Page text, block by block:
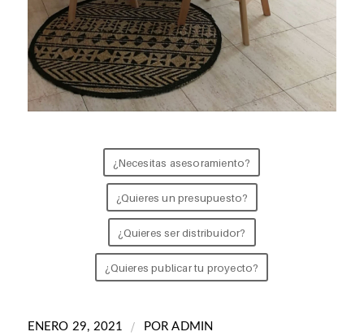
¿Necesitas asesoramiento?
¿Quieres un presupuesto?
¿Quieres ser distribuidor?
¿Quieres publicar tu proyecto?
ENERO 29, 2021 / PORADMIN